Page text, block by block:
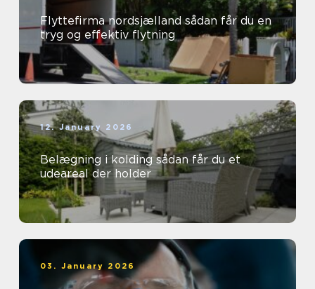
Flyttefirma nordsjælland sådan får du en
tryg og effektiv flytning
12. January 2026
Belægning i kolding sådan får du et
udeareal der holder
03. January 2026